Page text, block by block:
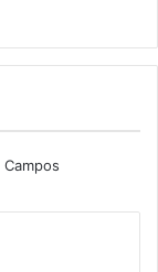
Campos